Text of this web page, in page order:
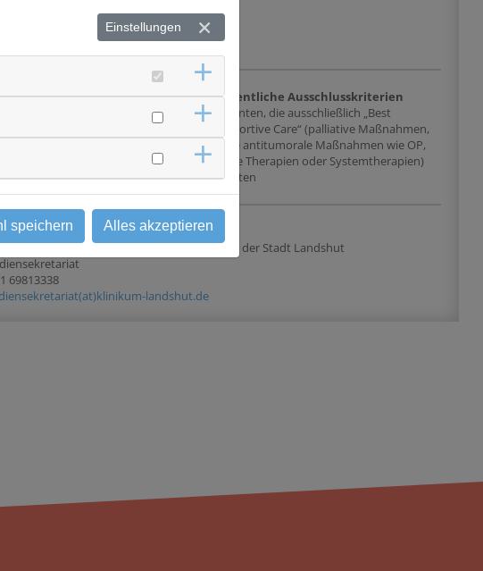
Einschlusskriterien
CA oder Gallengangs CA im
metastasierten Stadium
Wesentliche Ausschlusskriterien
Patienten, die ausschließlich „Best
Supportive Care“ (palliative Maßnahmen,
keine antitumorale Maßnahmen wie OP,
lokale Therapien oder Systemtherapien)
erhalten
& Kontakt
Kliniken gKU AdöR des Landkreises und der Stadt Landshut
69813338
landshut.de
Einstellungen
speichern Alles akzeptieren